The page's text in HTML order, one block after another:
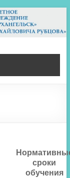
сроки
обучения